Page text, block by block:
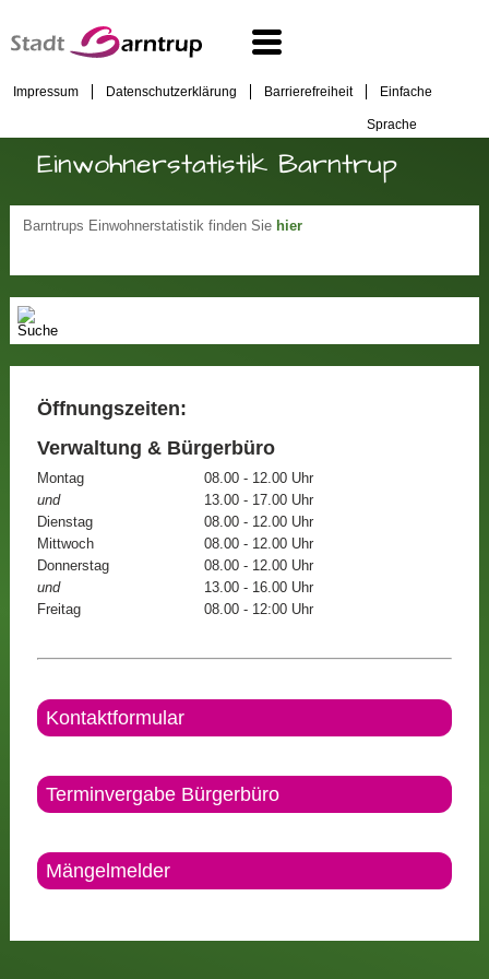
Impressum Datenschutzerklärung Barrierefreiheit Einfache
Sprache
Einwohnerstatistik Barntrup
Barntrups Einwohnerstatistik finden Sie hier
Öffnungszeiten:
Verwaltung & Bürgerbüro
Montag
08.00 - 12.00 Uhr
und
13.00 - 17.00 Uhr
Dienstag
08.00 - 12.00 Uhr
Mittwoch
08.00 - 12.00 Uhr
Donnerstag
08.00 - 12.00 Uhr
und
13.00 - 16.00 Uhr
Freitag
08.00 - 12:00 Uhr
Kontaktformular
Terminvergabe Bürgerbüro
Mängelmelder